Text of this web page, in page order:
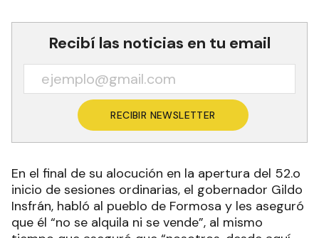
Recibí las noticias en tu email
RECIBIR NEWSLETTER
En el final de su alocución en la apertura del 52.o
inicio de sesiones ordinarias, el gobernador Gildo
Insfrán, habló al pueblo de Formosa y les aseguró
que él “no se alquila ni se vende”, al mismo